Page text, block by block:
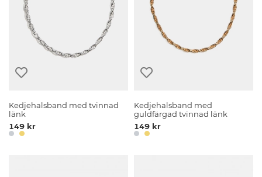
Kedjehalsband med tvinnad
länk
149 kr
Kedjehalsband med
guldfärgad tvinnad länk
149 kr